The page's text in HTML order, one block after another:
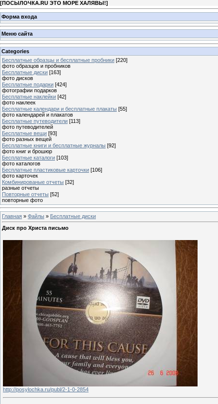
[ПОСЫЛОЧКА.RU ЭТО МОРЕ ХАЛЯВЫ!]
Форма входа
Меню сайта
Categories
Бесплатные образцы и бесплатные пробники [220]
фото образцов и пробников
Бесплатные диски [163]
фото дисков
Бесплатные подарки [424]
фотографии подарков
Бесплатные наклейки [42]
фото наклеек
Бесплатные календари и бесплатные плакаты [55]
фото календарей и плакатов
Бесплатные путеводители [113]
фото путеводителей
Бесплатные вещи [93]
фото разных вещей
Бесплатные книги и бесплатные журналы [92]
фото книг и брошюр
Бесплатные каталоги [103]
фото каталогов
Бесплатные пластиковые карточки [106]
фото карточек
Комбинированые отчеты [32]
разные отчеты
Повторные отчеты [52]
повторные фото
Главная » Файлы » Бесплатные диски
Диск про Христа письмо
http://posylochka.ru/publ/2-1-0-2854